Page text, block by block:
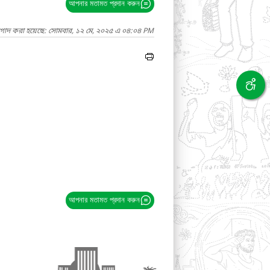
আপনার মতামত প্রদান করুন
করা হয়েছে: সোমবার, ১২ মে, ২০২৫ এ ০৪:০৪ PM
আপনার মতামত প্রদান করুন